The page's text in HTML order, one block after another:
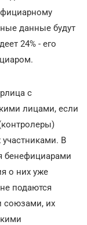
данные будут
24% - его
с
лицами, если
В
бенефициарами
о них уже
подаются
союзами, их